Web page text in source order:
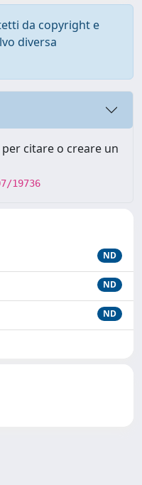
da copyright e
diversa
citare o creare un
19736
ND
ND
ND